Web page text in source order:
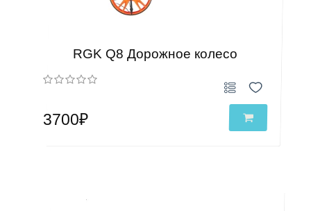
RGK Q8 Дорожное колесо
3700₽